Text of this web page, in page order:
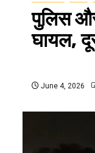
पुलिस
घायल,
June 4, 2026